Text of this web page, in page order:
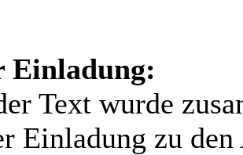
Einladung:
Text wurde
Einladung zu